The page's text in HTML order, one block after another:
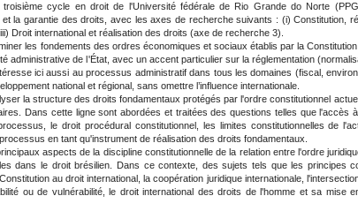
troisième cycle en droit de l'Université fédérale de Rio Grande do Norte
la garantie des droits, avec les axes de recherche suivants : (i) Constitution,
Droit international et réalisation des droits (axe de recherche 3).
les fondements des ordres économiques et sociaux établis par la
administrative de l'État, avec un accent particulier sur la réglementation
ici aussi au processus administratif dans tous les domaines (fiscal,
national et régional, sans omettre l’influence internationale.
la structure des droits fondamentaux protégés par l'ordre constitutionnel
Dans cette ligne sont abordées et traitées des questions telles que
le droit procédural constitutionnel, les limites constitutionnelles de
en tant qu'instrument de réalisation des droits fondamentaux.
aspects de la discipline constitutionnelle de la relation entre l'ordre
dans le droit brésilien. Dans ce contexte, des sujets tels que les principes
au droit international, la coopération juridique internationale,
ou de vulnérabilité, le droit international des droits de l'homme et sa